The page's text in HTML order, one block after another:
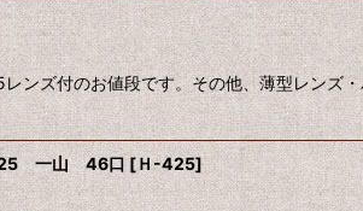
ンズ付のお値段です。その他、薄型レンズ
一山 46口 [Ｈ-425]